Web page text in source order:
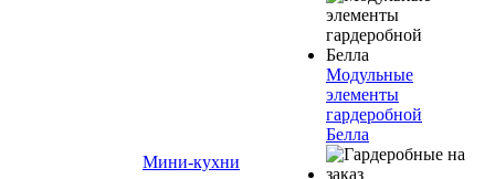
Мини-кухни
Модульные
элементы
гардеробной
Белла